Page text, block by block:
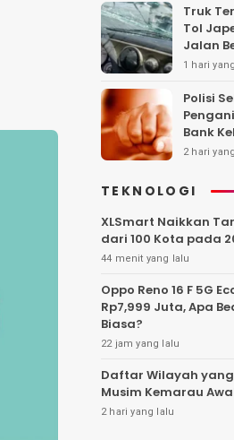
Truk
Tol
Jalan
Sorotan
1 hari
Polisi
Bank
2 hari
TEKNOLOGI
XLSmart Naikkan
dari 100 Kota pada
44 menit yang lalu
Oppo Reno 16 F 5G
Rp7,999 Juta, Apa
Biasa?
22 jam yang lalu
Daftar Wilayah
Musim Kemarau
2 hari yang lalu